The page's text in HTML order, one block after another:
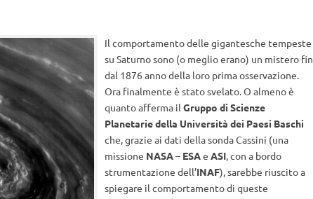
Il comportamento delle gigantesche tempeste
su Saturno sono (o meglio erano) un mistero fin
dal 1876 anno della loro prima osservazione.
Ora finalmente è stato svelato. O almeno è
quanto afferma il Gruppo di Scienze
Planetarie della Università dei Paesi Baschi
che, grazie ai dati della sonda Cassini (una
missione NASA– ESAe ASI, con a bordo
strumentazione dell’INAF), sarebbe riuscito a
spiegare il comportamento di queste